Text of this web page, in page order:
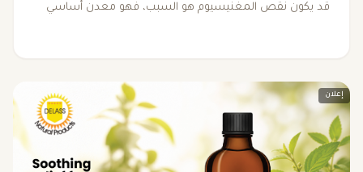
قد يكون نقص المغنيسيوم هو السبب، فهو معدن أساسي
إعلان